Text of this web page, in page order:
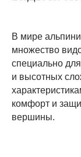
В мире
множество
специально
и высотных
комфорт и
вершины.